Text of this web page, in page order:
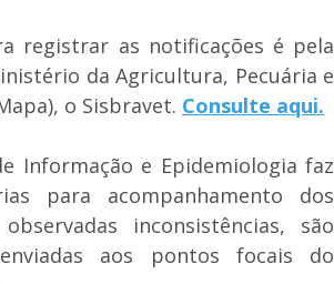
registrar as notificações é pela
da Agricultura, Pecuária e
o Sisbravet. Consulte aqui.
Informação e Epidemiologia faz
para acompanhamento dos
inconsistências, são
aos pontos focais do